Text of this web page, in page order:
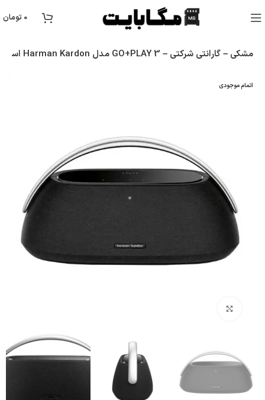
0 تومان
اسپیکر بلوتوثی قابل حمل Harman Kardon مدل GO+PLAY 3 – مشکی – گارانتی شرکتی
اتمام موجودی